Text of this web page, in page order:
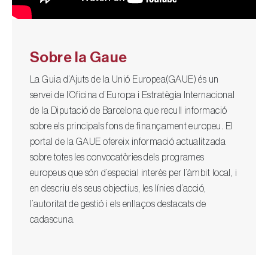
Sobre la Gaue
La Guia d’Ajuts de la Unió Europea(GAUE) és un
servei de l’Oficina d’Europa i Estratègia Internacional
de la Diputació de Barcelona que recull informació
sobre els principals fons de finançament europeu. El
portal de la GAUE ofereix informació actualitzada
sobre totes les convocatòries dels programes
europeus que són d’especial interès per l’àmbit local, i
en descriu els seus objectius, les línies d’acció,
l’autoritat de gestió i els enllaços destacats de
cadascuna.